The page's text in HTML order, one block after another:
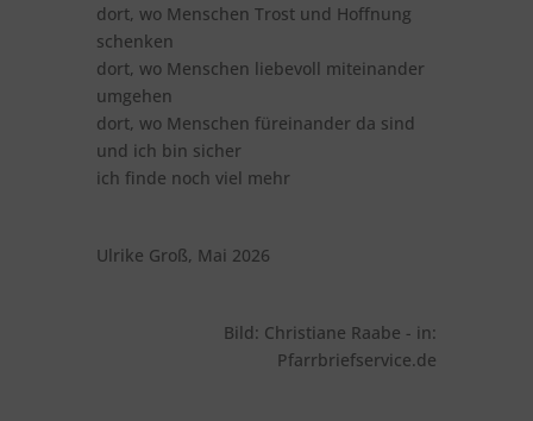
dort, wo Menschen Trost und Hoffnung
schenken
dort, wo Menschen liebevoll miteinander
umgehen
dort, wo Menschen füreinander da sind
und ich bin sicher
ich finde noch viel mehr
Ulrike Groß, Mai 2026
Bild: Christiane Raabe - in:
Pfarrbriefservice.de